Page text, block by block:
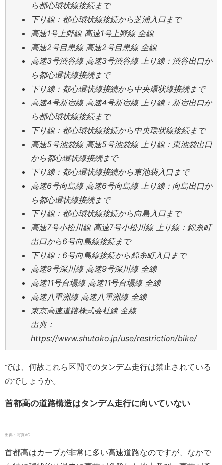
ら都心環状線接続まで
下り線：都心環状線接続から芝浦入口まで
高速1号上野線 高速1号上野線 全線
高速2号目黒線 高速2号目黒線 全線
高速3号渋谷線 高速3号渋谷線 上り線：渋谷出口か
ら都心環状線接続まで
下り線：都心環状線接続から中央環状線接続まで
高速4号新宿線 高速4号新宿線 上り線：新宿出口か
ら都心環状線接続まで
下り線：都心環状線接続から中央環状線接続まで
高速5号池袋線 高速5号池袋線 上り線：東池袋出口
から都心環状線接続まで
下り線：都心環状線接続から東池袋入口まで
高速6号向島線 高速6号向島線 上り線：向島出口か
ら都心環状線接続まで
下り線：都心環状線接続から向島入口まで
高速7号小松川線 高速7号小松川線 上り線：錦糸町
出口から6号向島線接続まで
下り線：6号向島線接続から錦糸町入口まで
高速9号深川線 高速9号深川線 全線
高速11号台場線 高速11号台場線 全線
高速八重洲線 高速八重洲線 全線
東京高速道路株式会社線 全線
出典：
https://www.shutoko.jp/use/restriction/bike/
では、何故これら区間でのタンデム走行は禁止されている
のでしょうか。
首都高の道路構造はタンデム走行に向いていない
出典：写真AC
首都高はカーブが非常に多い高速道路なのですが、なかで